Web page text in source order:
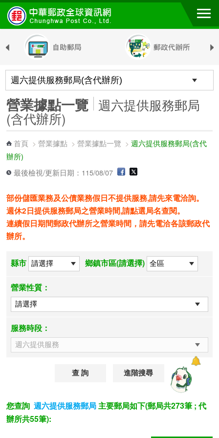
跳到主要內容區塊
營業據點一覽 週六提供服務郵局
(含代辦所)
首頁 >營業據點 >營業據點一覽 >週六提供服務郵局(含代
辦所)
最後檢視/更新日期：115/08/07
部份儲匯業務及公債業務假日不提供服務,請先來電洽詢。
週休2日提供服務郵局之營業時間,請點選局名查閱。
連續假日期間郵政代辦所之營業時間，請先電洽各該郵政代
辦所。
縣市 鄉鎮市區(請選擇)
營業性質：
服務時段：
進階搜尋
您查詢 週六提供服務郵局 主要郵局如下(郵局共273筆 ; 代
辦所共55筆):